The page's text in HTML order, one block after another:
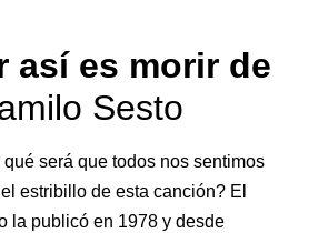
así es morir de
Sesto
será que todos nos sentimos
estribillo de esta canción? El
la publicó en 1978 y desde